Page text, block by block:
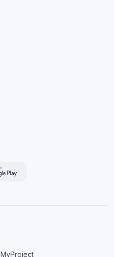
MyProject